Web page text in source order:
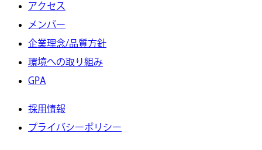
アクセス
メンバー
企業理念/品質方針
環境への取り組み
GPA
採用情報
プライバシーポリシー